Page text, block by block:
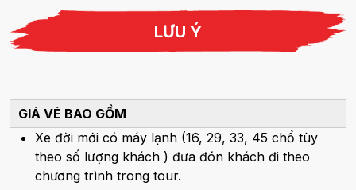
LƯU Ý
GIÁ VÉ BAO GỒM
Xe đời mới có máy lạnh (16, 29, 33, 45 chổ tùy
theo số lượng khách ) đưa đón khách đi theo
chương trình trong tour.